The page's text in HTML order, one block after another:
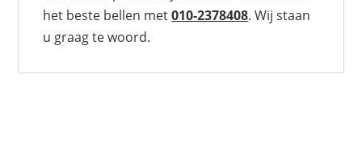
het beste bellen met010-2378408. Wij staan
u graag te woord.